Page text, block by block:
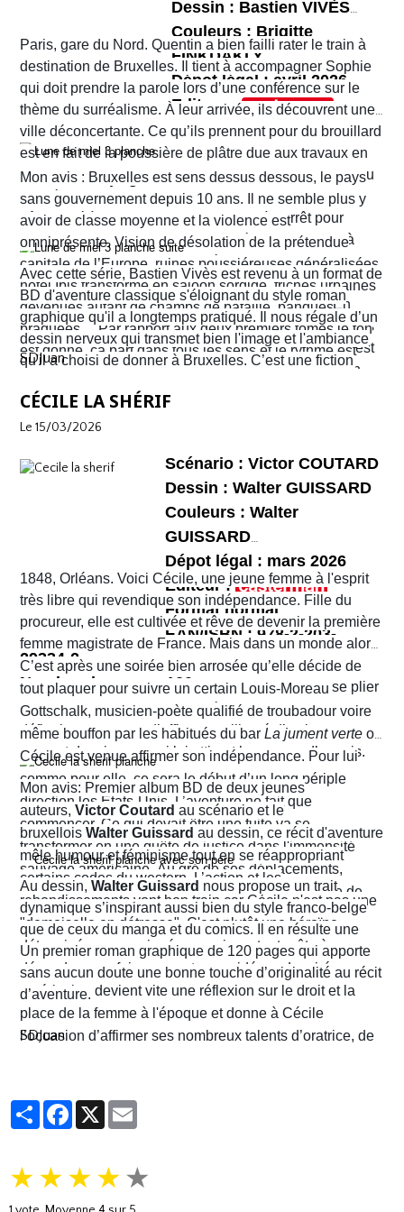
de lui offrir tout ce qu’elle désire…
ingrédients d’une bonne histoire comme Jean
Dufaux en a le secret. Il nous fait partager les
tensions familiales, les rivalités et jalousies
amoureuses, les jeux de pouvoir, les ambitions et
fragilités des uns et des autres. Le récit ne cesse
de nous surprendre et de nous tenir en haleine.
L’ensemble bénéficie de couleurs travaillées et
poussées parBertrand Denoulet qui mettent bien
en lumière les décors et les costumes dont ceux
d'Hérodias et de Salomé.
Dessin : Bastien VIVÈS
Couleurs : Brigitte
FINKDAKLY
Dépot légal : avril 2026
Editeur :
Format normal
EAN/ISBN : 978-2-203-29047-1
Nombre de pages : 48
Paris, gare du Nord. Quentin a bien failli rater le train à
destination de Bruxelles. Il tient à accompagner Sophie
qui doit prendre la parole lors d’une conférence sur le
thème du surréalisme. À leur arrivée, ils découvrent une
ville déconcertante. Ce qu’ils prennent pour du brouillard
est en fait de la poussière de plâtre due aux travaux en
cours un peu partout dans la ville. Quant au tramway ou
au métro qu’ils pensaient prendre pour rejoindre leur
hôtel situé à Ixelles, ils sont eux aussi à l’arrêt pour
cause de travaux. Finalement, ils décident d’y aller à
pied. Sur leur route, Quentin découvre la librairie
d’occasion Pêle-mêle. Il propose à Sophie d’y jeter un
coup d’œil mais les ennuis vont vite commencer. En
réalité c’est la ville entière qui semble être tombée dans
une violence sans nom. C'est véritablement le Far West
avec son lot d’insécurité et d’anarchie. Il y a même un
shérif !
Mon avis : Bruxelles est sens dessus dessous, le pays
sans gouvernement depuis 10 ans. Il ne semble plus y
avoir de classe moyenne et la violence est
omniprésente. Vision de désolation de la prétendue
capitale de l’Europe, ruines poussiéreuses généralisées,
hôtel Ibis transformé en saloon sordide, friches urbaines
devenues autant de champs de bataille, banques
braquées… Par rapport aux deux premiers tomes le ton
est donné, ça part dans tous les sens et le rythme est
plus que soutenu de bout en bout. Sophie et Quentin
vont devoir faire face à une situation totalement confuse
vont rapidement se découvrir as de la gâchette, surtout
Sophie. Un album, on peut le dire, surréaliste.
Avec cette série, Bastien Vivès est revenu à un format de
BD d'aventure classique s'éloignant du style roman
graphique qu'il a longtemps pratiqué. Il nous régale d’un
dessin nerveux qui transmet bien l'image et l'ambiance
qu'il a choisi de donner à Bruxelles. C’est une fiction
Bruxelles de 2026 telle que perçue par nombre de ses
habitants !
SDJuan
CÉCILE LA SHÉRIF
Le 15/03/2026
Scénario : Victor COUTARD
Dessin : Walter GUISSARD
Couleurs : Walter
GUISSARD
Dépot légal : mars 2026
Editeur :
Format normal
EAN/ISBN : 978-2-203-
29334-2
Nombre de pages :120
1848, Orléans. Voici Cécile, une jeune femme à l'esprit
très libre qui revendique son indépendance. Fille du
procureur, elle est cultivée et rêve de devenir la première
femme magistrate de France. Mais dans un monde alors
très machiste, elle est confrontée à une institution
judiciaire exclusivement masculine. Refusant de se plier
aux conventions sociales de l'époque, elle ne cesse de
défier les normes et d’affirmer sa liberté d’action en
prenant des risques qui lui attirent beaucoup d’ennuis.
C’est après une soirée bien arrosée qu’elle décide de
tout plaquer pour suivre un certain Louis-Moreau
Gottschalk, musicien-poète qualifié de troubadour voire
même bouffon par les habitués du bar La jument verte où
Cécile est venue affirmer son indépendance. Pour lui
comme pour elle, ce sera le début d’un long périple
direction les États-Unis. L’aventure ne fait que
commencer. Ce qui devait être une fuite va se
transformer en une quête de justice dans l'immensité
sauvage américaine. Au gré de ses déplacements,
Cécile finira contre toute attente par troquer la robe de
juriste contre l'étoile de shérif…
Mon avis: Premier album BD de deux jeunes
auteurs, Victor Coutard au scénario et le
bruxellois Walter Guissard au dessin, ce récit d'aventure
mêle humour et féminisme tout en se réappropriant
certains codes du western. L’action et les
rebondissements vont bon train car Cécile n'est pas une
"demoiselle en détresse". C'est plutôt une héroïne
déterminée, un peu ingénue mais surtout prête à en
découdre pour faire respecter ses idéaux. La virée
américaine devient vite une réflexion sur le droit et la
place de la femme à l'époque et donne à Cécile
l’occasion d’affirmer ses nombreux talents d’oratrice, de
Au dessin, Walter Guissard nous propose un trait
dynamique s’inspirant aussi bien du style franco-belge
que de ceux du manga et du comics. Il en résulte une
narration visuelle hyper dynamique privilégiant le
mouvement et l'énergie, c'est le moins que l'on puisse
dire.
Un premier roman graphique de 120 pages qui apporte
sans aucun doute une bonne touche d’originalité au récit
d’aventure.
SDJuan
PartagerFacebook
X
★ ★ ★ ★ ★